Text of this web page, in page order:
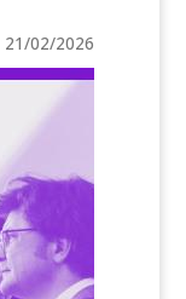
21/02/2026